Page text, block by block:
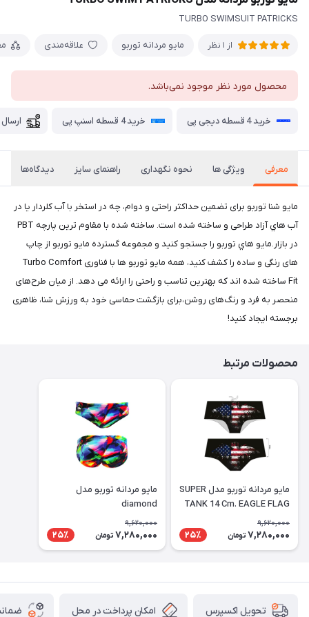
TURBO SWIMSUIT PATRICKS
از 1 نظر مایو مردانه توربو علاقه‌مندی
محصول مورد نظر موجود نمی‌باشد.
خرید 4 قسطه دیجی پی خرید 4 قسطه اسنپ پی
معرفی ویژگی ها نحوه نگهداری راهنمای سایز دیدگاه‌ها
مايو شنا توربو برای تضمین حداکثر راحتی و دوام، چه در استخر با آب کلردار یا در
آب هاي آزاد طراحی و ساخته شده است. ساخته شده با مقاوم ترین پارچه PBT
در بازار.مايو هاي توربو را جستجو کنید و مجموعه گسترده مايو توربو از چاپ
های رنگی و ساده را کشف کنید، همه مایو توربو ها با فناوری Turbo Comfort
Fit ساخته شده اند که بهترین تناسب و راحتی را ارائه می دهد. از میان طرح‌های
منحصر به فرد و رنگ‌های روشن،برای بازگشت حماسی خود به ورزش شنا، ظاهری
برجسته ایجاد کنید!
محصولات مرتبط
مايو مردانه توربو مدل SUPER
TANK 14 Cm. EAGLE FLAG
9,620,000
7,280,000 تومان 25٪
مايو مردانه توربو مدل
diamond
9,620,000
7,280,000 تومان 25٪
تحویل اکسپرس امکان پرداخت در محل